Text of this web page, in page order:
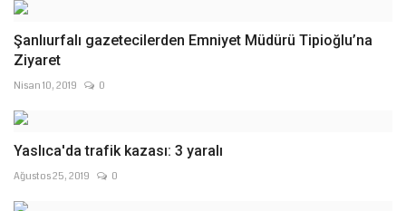
Şanlıurfalı gazetecilerden Emniyet Müdürü Tipioğlu’na
Ziyaret
Nisan 10, 2019 0
Yaslıca'da trafik kazası: 3 yaralı
Ağustos 25, 2019 0